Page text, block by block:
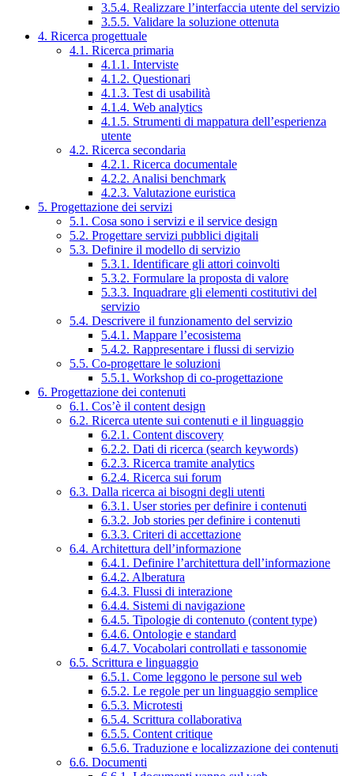
3.5.4. Realizzare l’interfaccia utente del servizio
3.5.5. Validare la soluzione ottenuta
4. Ricerca progettuale
4.1. Ricerca primaria
4.1.1. Interviste
4.1.2. Questionari
4.1.3. Test di usabilità
4.1.4. Web analytics
4.1.5. Strumenti di mappatura dell’esperienza
utente
4.2. Ricerca secondaria
4.2.1. Ricerca documentale
4.2.2. Analisi benchmark
4.2.3. Valutazione euristica
5. Progettazione dei servizi
5.1. Cosa sono i servizi e il service design
5.2. Progettare servizi pubblici digitali
5.3. Definire il modello di servizio
5.3.1. Identificare gli attori coinvolti
5.3.2. Formulare la proposta di valore
5.3.3. Inquadrare gli elementi costitutivi del
servizio
5.4. Descrivere il funzionamento del servizio
5.4.1. Mappare l’ecosistema
5.4.2. Rappresentare i flussi di servizio
5.5. Co-progettare le soluzioni
5.5.1. Workshop di co-progettazione
6. Progettazione dei contenuti
6.1. Cos’è il content design
6.2. Ricerca utente sui contenuti e il linguaggio
6.2.1. Content discovery
6.2.2. Dati di ricerca (search keywords)
6.2.3. Ricerca tramite analytics
6.2.4. Ricerca sui forum
6.3. Dalla ricerca ai bisogni degli utenti
6.3.1. User stories per definire i contenuti
6.3.2. Job stories per definire i contenuti
6.3.3. Criteri di accettazione
6.4. Architettura dell’informazione
6.4.1. Definire l’architettura dell’informazione
6.4.2. Alberatura
6.4.3. Flussi di interazione
6.4.4. Sistemi di navigazione
6.4.5. Tipologie di contenuto (content type)
6.4.6. Ontologie e standard
6.4.7. Vocabolari controllati e tassonomie
6.5. Scrittura e linguaggio
6.5.1. Come leggono le persone sul web
6.5.2. Le regole per un linguaggio semplice
6.5.3. Microtesti
6.5.4. Scrittura collaborativa
6.5.5. Content critique
6.5.6. Traduzione e localizzazione dei contenuti
6.6. Documenti